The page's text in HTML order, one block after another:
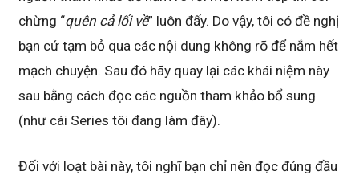
chừng “quên cả lối về” luôn đấy. Do vậy, tôi có đề nghị
bạn cứ tạm bỏ qua các nội dung không rõ để nắm hết
mạch chuyện. Sau đó hãy quay lại các khái niệm này
sau bằng cách đọc các nguồn tham khảo bổ sung
(như cái Series tôi đang làm đây).
Đối với loạt bài này, tôi nghĩ bạn chỉ nên đọc đúng đầu